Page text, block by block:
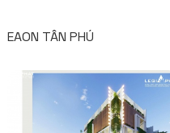
EAON TÂN PHÚ